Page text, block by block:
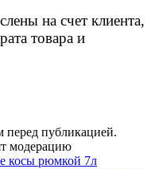
на счет клиента,
товара и
перед публикацией.
модерацию